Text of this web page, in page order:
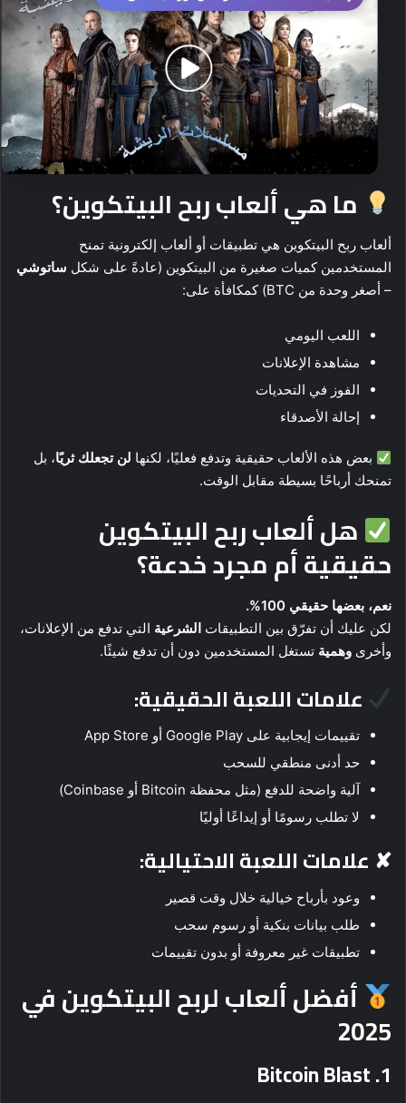
ما هي ألعاب ربح البيتكوين؟
ألعاب ربح البيتكوين هي تطبيقات أو ألعاب إلكترونية تمنح
المستخدمين كميات صغيرة من البيتكوين (عادةً على شكل ساتوشي
– أصغر وحدة من BTC) كمكافأة على:
اللعب اليومي
مشاهدة الإعلانات
الفوز في التحديات
إحالة الأصدقاء
بعض هذه الألعاب حقيقية وتدفع فعليًا، لكنها لن تجعلك ثريًا، بل
تمنحك أرباحًا بسيطة مقابل الوقت.
هل ألعاب ربح البيتكوين
حقيقية أم مجرد خدعة؟
نعم، بعضها حقيقي 100%.
لكن عليك أن تفرّق بين التطبيقات الشرعية التي تدفع من الإعلانات،
وأخرى وهمية تستغل المستخدمين دون أن تدفع شيئًا.
علامات اللعبة الحقيقية:
تقييمات إيجابية على Google Play أو App Store
حد أدنى منطقي للسحب
آلية واضحة للدفع (مثل محفظة Bitcoin أو Coinbase)
لا تطلب رسومًا أو إيداعًا أوليًا
✘ علامات اللعبة الاحتيالية:
وعود بأرباح خيالية خلال وقت قصير
طلب بيانات بنكية أو رسوم سحب
تطبيقات غير معروفة أو بدون تقييمات
أفضل ألعاب لربح البيتكوين في
2025
1.
Bitcoin Blast